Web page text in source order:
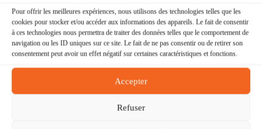
Pour offrir les meilleures expériences, nous utilisons des technologies telles que les
cookies pour stocker et/ou accéder aux informations des appareils. Le fait de consentir
à ces technologies nous permettra de traiter des données telles que le comportement de
navigation ou les ID uniques sur ce site. Le fait de ne pas consentir ou de retirer son
consentement peut avoir un effet négatif sur certaines caractéristiques et fonctions.
Accepter
Refuser
A- A A+
Discutez avec Jean